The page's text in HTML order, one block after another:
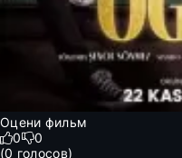
Оцени фильм
0
0
(0 голосов)